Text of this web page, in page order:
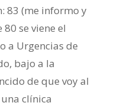
83 (me informo y
se viene el
a Urgencias de
bajo a la
de que voy al
clínica